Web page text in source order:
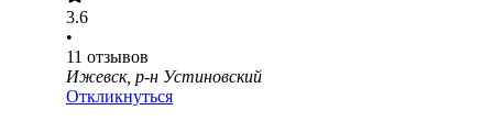
3.6
•
11 отзывов
Ижевск, р-н Устиновский
Откликнуться